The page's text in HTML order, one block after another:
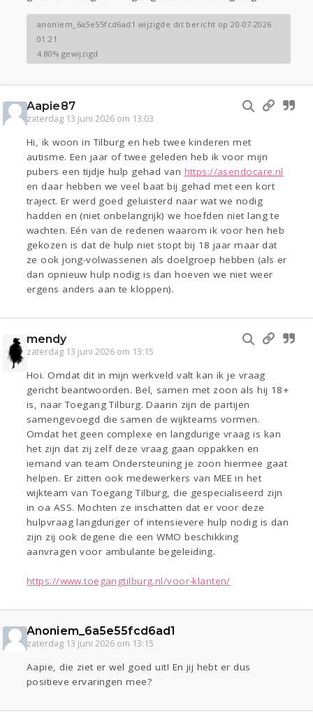
anoniem_6a5e55fcd6ad1 wijzigde dit bericht op 20-07-2026
01:21
4.80% gewijzigd
Aapie87
zaterdag 13 juni 2026 om 13:03
Hi, ik woon in Tilburg en heb twee kinderen met
autisme. Een jaar of twee geleden heb ik voor mijn
pubers een tijdje hulp gehad van https://asendocare.nl
en daar hebben we veel baat bij gehad met een kort
traject. Er werd goed geluisterd naar wat we nodig
hadden en (niet onbelangrijk) we hoefden niet lang te
wachten. Eén van de redenen waarom ik voor hen heb
gekozen is dat de hulp niet stopt bij 18 jaar maar dat
ze ook jong-volwassenen als doelgroep hebben (als er
dan opnieuw hulp nodig is dan hoeven we niet weer
ergens anders aan te kloppen).
mendy
zaterdag 13 juni 2026 om 13:15
Hoi. Omdat dit in mijn werkveld valt kan ik je vraag
gericht beantwoorden. Bel, samen met zoon als hij 18+
is, naar Toegang Tilburg. Daarin zijn de partijen
samengevoegd die samen de wijkteams vormen.
Omdat het geen complexe en langdurige vraag is kan
het zijn dat zij zelf deze vraag gaan oppakken en
iemand van team Ondersteuning je zoon hiermee gaat
helpen. Er zitten ook medewerkers van MEE in het
wijkteam van Toegang Tilburg, die gespecialiseerd zijn
in oa ASS. Mochten ze inschatten dat er voor deze
hulpvraag langduriger of intensievere hulp nodig is dan
zijn zij ook degene die een WMO beschikking
aanvragen voor ambulante begeleiding.
https://www.toegangtilburg.nl/voor-klanten/
Anoniem_6a5e55fcd6ad1
zaterdag 13 juni 2026 om 13:15
Aapie, die ziet er wel goed uit! En jij hebt er dus
positieve ervaringen mee?